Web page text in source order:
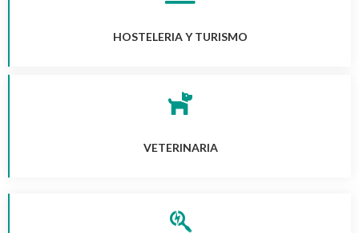
HOSTELERIA Y TURISMO
VETERINARIA